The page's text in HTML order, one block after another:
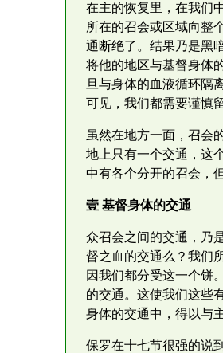
在主的恢复里，在我们
所在的召会或区域向整
通断绝了。结果乃是黑
将他的地区与基督身体
旦与身体的血液循环隔
可见，我们都需要谨慎
虽然在地方一面，召会
地上只有一个交通，这
中有各个分开的召会，
壹 基督身体的交通
众召会之间的交通，乃
督之血的交通么？我们
因我们都分受这一个饼
的交通。这使我们这些
身体的交通中，得以与
保罗在十七节很强的说